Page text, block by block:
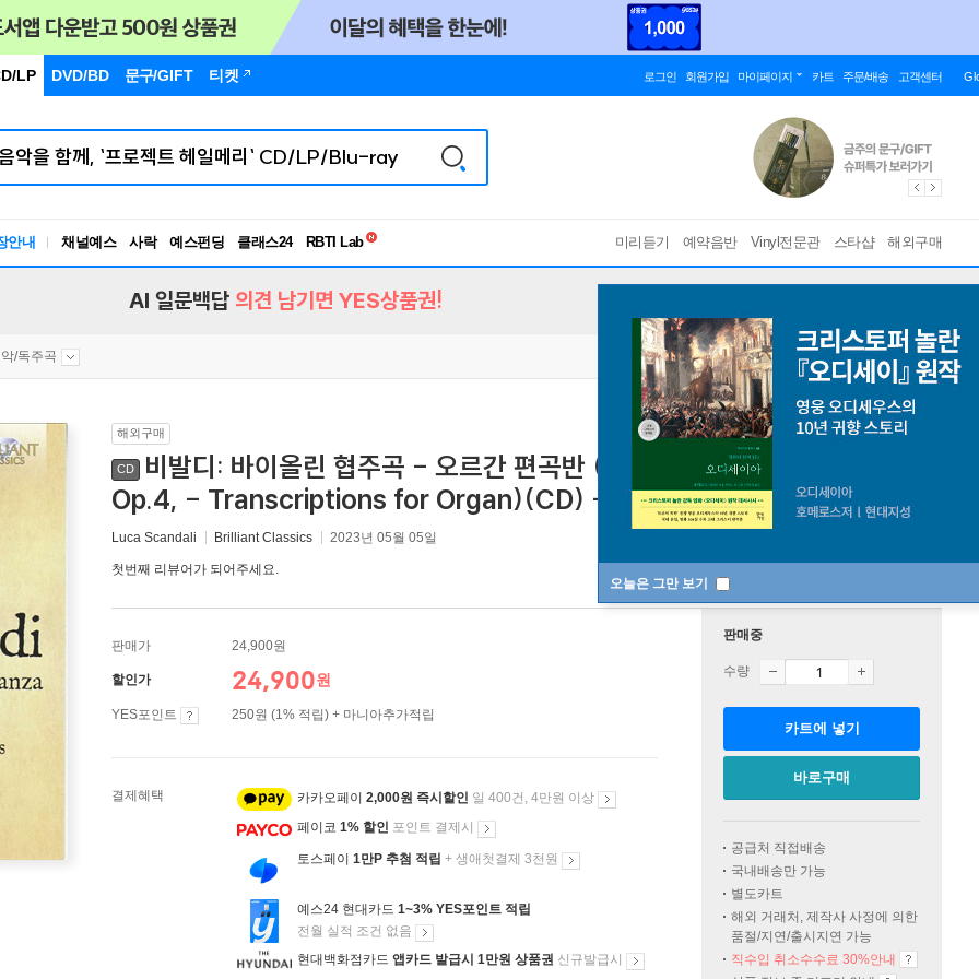
LP DVD/BD 문구/GIFT 티켓 로그인 회원가입 마이페이지 카트 주문/배송 고객센터
안내 채널예스 사락 예스펀딩 클래스24
독서유형검사
미리듣기 예약음반 Vinyl전문관 스타샵 해외구매
오늘은 그만 보기
AI 일문백답 의견 남기면 YES상품권!
/독주곡
해외구매
CD
비발디: 바이올린 협주곡 - 오르간 편곡반 (Vivaldi: La Stravaganza
Op.4, - Transcriptions for Organ)(CD) - Luca Scandali
Luca Scandali Brilliant Classics 2023년 05월 05일
첫번째 리뷰어가 되어주세요.
판매가 24,900원
할인가 24,900원
YES포인트 250원 (1% 적립) + 마니아추가적립
결제혜택 카카오페이 2,000원 즉시할인 일 400건, 4만원 이상
페이코 1% 할인 포인트 결제시
토스페이 1만P 추첨 적립 + 생애첫결제 3천원
예스24 현대카드 1~3% YES포인트 적립
전월 실적 조건 없음
현대백화점카드 앱카드 발급시 1만원 상품권 신규발급시
판매중
수량
카트에 넣기
바로구매
공급처 직접배송
국내배송만 가능
별도카트
해외 거래처, 제작사 사정에 의한
품절/지연/출시지연 가능
직수입 취소수수료 30%안내